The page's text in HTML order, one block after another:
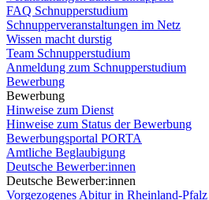
FAQ Schnupperstudium
Schnupperveranstaltungen im Netz
Wissen macht durstig
Team Schnupperstudium
Anmeldung zum Schnupperstudium
Bewerbung
Bewerbung
Hinweise zum Dienst
Hinweise zum Status der Bewerbung
Bewerbungsportal PORTA
Amtliche Beglaubigung
Deutsche Bewerber:innen
Deutsche Bewerber:innen
Vorgezogenes Abitur in Rheinland-Pfalz